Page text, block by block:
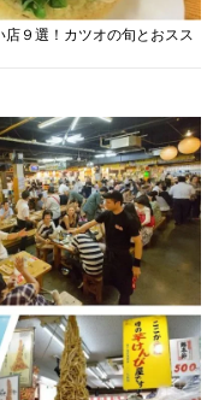
店９選！カツオの旬とおスス